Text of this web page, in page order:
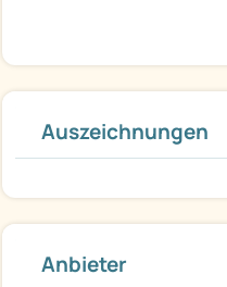
Auszeichnungen
Anbieter